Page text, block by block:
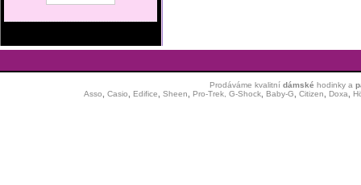
Prodáváme kvalitní dámské hodinkya
Asso
Casio Edifice Sheen Pro-Trek, G-Shock, Baby-G Citizen Doxa